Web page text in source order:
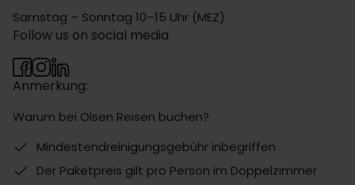
Samstag – Sonntag 10–15 Uhr (MEZ)
Anmerkung:
Warum bei Olsen Reisen buchen?
Mindestendreinigungsgebühr inbegriffen
Der Paketpreis gilt pro Person im Doppelzimmer
Follow us on social media